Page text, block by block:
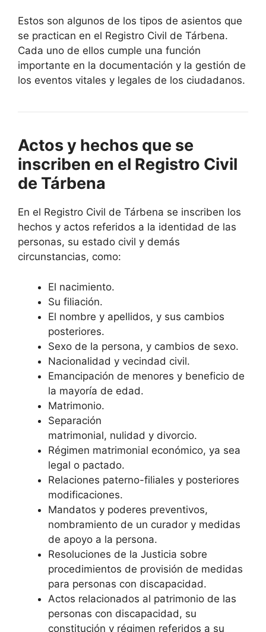
Estos son algunos de los tipos de asientos que
se practican en el Registro Civil de Tárbena.
Cada uno de ellos cumple una función
importante en la documentación y la gestión de
los eventos vitales y legales de los ciudadanos.
Actos y hechos que se
inscriben en el Registro Civil
de Tárbena
En el Registro Civil de Tárbena se inscriben los
hechos y actos referidos a la identidad de las
personas, su estado civil y demás
circunstancias, como:
El nacimiento.
Su filiación.
El nombre y apellidos, y sus cambios
posteriores.
Sexo de la persona, y cambios de sexo.
Nacionalidad y vecindad civil.
Emancipación de menores y beneficio de
la mayoría de edad.
Matrimonio.
Separación
matrimonial, nulidad y divorcio.
Régimen matrimonial económico, ya sea
legal o pactado.
Relaciones paterno-filiales y posteriores
modificaciones.
Mandatos y poderes preventivos,
nombramiento de un curador y medidas
de apoyo a la persona.
Resoluciones de la Justicia sobre
procedimientos de provisión de medidas
para personas con discapacidad.
Actos relacionados al patrimonio de las
personas con discapacidad, su
constitución y régimen referidos a su